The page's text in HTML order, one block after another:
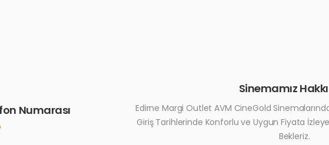
Numarası
Sinemamız
Edirne Margi Outlet AVM CineGold
Giriş Tarihlerinde Konforlu ve Uygun Fiyata
Bekleriz.